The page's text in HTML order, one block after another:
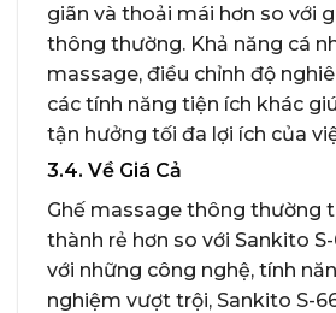
giãn và thoải mái hơn so với
thông thường. Khả năng cá
massage, điều chỉnh độ
các tính năng tiện ích khác
tận hưởng tối đa lợi ích của
3.4. Về Giá Cả
Ghế massage thông thường
thành rẻ hơn so với Sankito
với những công nghệ, tính
nghiệm vượt trội, Sankito S-